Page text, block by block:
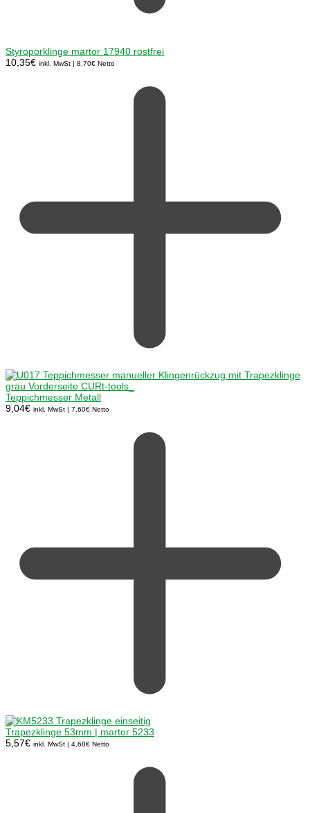
Styroporklinge martor 17940 rostfrei
10,35€ inkl. MwSt | 8,70€ Netto
Teppichmesser Metall
9,04€ inkl. MwSt | 7,60€ Netto
Trapezklinge 53mm | martor 5233
5,57€ inkl. MwSt | 4,68€ Netto